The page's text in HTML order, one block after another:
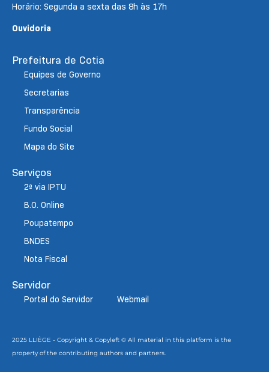
Horário: Segunda a sexta das 8h às 17h
Ouvidoria
Prefeitura de Cotia
Equipes de Governo
Secretarias
Transparência
Fundo Social
Mapa do Site
Serviços
2ª via IPTU
B.O. Online
Poupatempo
BNDES
Nota Fiscal
Servidor
Portal do Servidor Webmail
2025 LLIÈGE - Copyright & Copyleft © All material in this platform is the
property of the contributing authors and partners.